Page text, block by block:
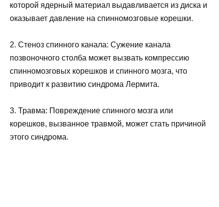
которой ядерный материал выдавливается из диска и
оказывает давление на спинномозговые корешки.
2. Стеноз спинного канала: Сужение канала
позвоночного столба может вызвать компрессию
спинномозговых корешков и спинного мозга, что
приводит к развитию синдрома Лермита.
3. Травма: Повреждение спинного мозга или
корешков, вызванное травмой, может стать причиной
этого синдрома.